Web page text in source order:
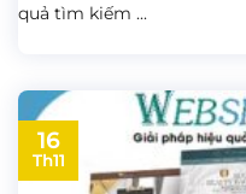
quả tìm kiếm ...
16
Th11